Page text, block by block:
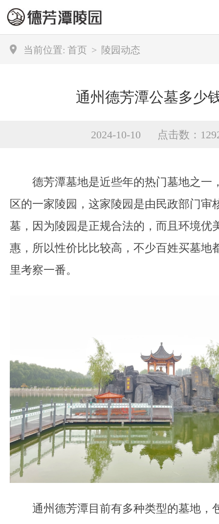
当前位置: 首页 > 陵园动态
通州德芳潭公墓多少
2024-10-10 点击数：
德芳潭墓地是近些年的热门墓地之一
区的一家陵园，这家陵园是由民政部门审
墓，因为陵园是正规合法的，而且环境优
惠，所以性价比比较高，不少百姓买墓地
里考察一番。
通州德芳潭目前有多种类型的墓地，